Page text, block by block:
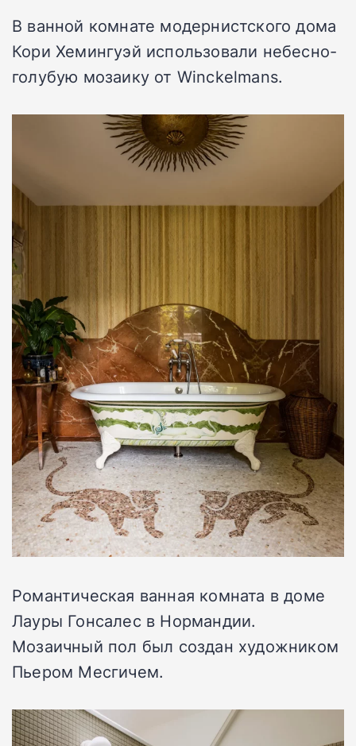
В ванной комнате модернистского дома
Кори Хемингуэй использовали небесно-
голубую мозаику от Winckelmans.
Романтическая ванная комната в доме
Лауры Гонсалес в Нормандии.
Мозаичный пол был создан художником
Пьером Месгичем.